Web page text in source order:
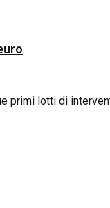
primi lotti di